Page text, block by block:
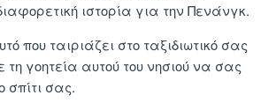
ιστορία για την Πενάνγκ.
που ταιριάζει στο ταξιδιωτικό σας
γοητεία αυτού του νησιού να σας
σπίτι σας.